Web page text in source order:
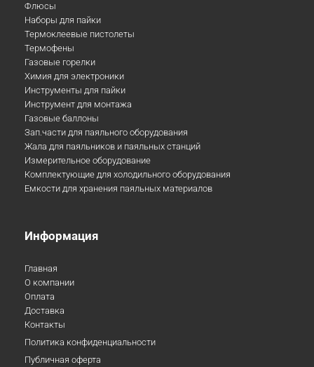
Флюсы
Наборы для пайки
Термоклеевые пистолеты
Термофены
Газовые горелки
Химия для электроники
Инструменты для пайки
Инструмент для монтажа
Газовые баллоны
Зап.части для паяльного оборудования
Жала для паяльников и паяльных станций
Измерительное оборудование
Комплектующие для холодильного оборудования
Емкости для хранения паяльных материалов
Информация
Главная
О компании
Оплата
Доставка
Контакты
Политика конфиденциальности
Публичная оферта